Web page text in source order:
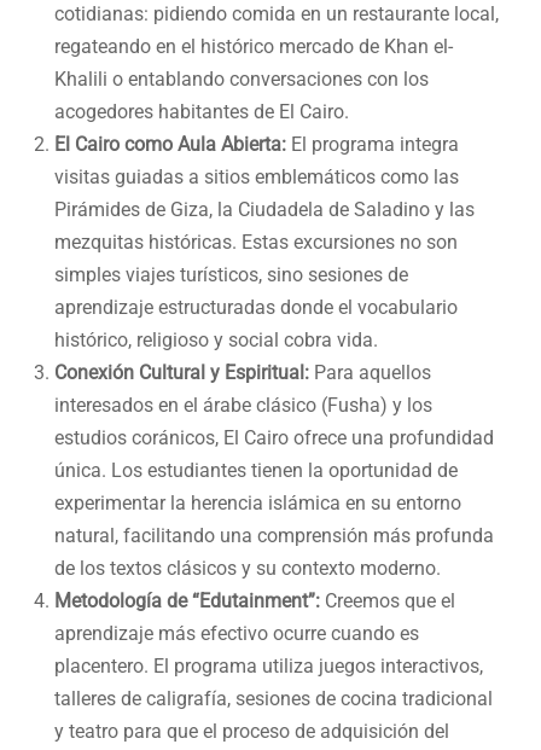
cotidianas: pidiendo comida en un restaurante local,
regateando en el histórico mercado de Khan el-
Khalili o entablando conversaciones con los
acogedores habitantes de El Cairo.
El Cairo como Aula Abierta: El programa integra
visitas guiadas a sitios emblemáticos como las
Pirámides de Giza, la Ciudadela de Saladino y las
mezquitas históricas. Estas excursiones no son
simples viajes turísticos, sino sesiones de
aprendizaje estructuradas donde el vocabulario
histórico, religioso y social cobra vida.
Conexión Cultural y Espiritual: Para aquellos
interesados en el árabe clásico (Fusha) y los
estudios coránicos, El Cairo ofrece una profundidad
única. Los estudiantes tienen la oportunidad de
experimentar la herencia islámica en su entorno
natural, facilitando una comprensión más profunda
de los textos clásicos y su contexto moderno.
Metodología de “Edutainment”: Creemos que el
aprendizaje más efectivo ocurre cuando es
placentero. El programa utiliza juegos interactivos,
talleres de caligrafía, sesiones de cocina tradicional
y teatro para que el proceso de adquisición del